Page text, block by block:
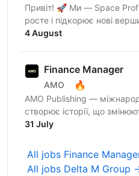
Привіт! 🚀 Ми — Space Profit Team, команда, яка
росте і підкорює нові
цифри завжди співали в
4 August
Finance Manager
AMO 🔥
AMO Publishing —
створює історії, що
AmoMama, є одним із
31 July
All jobs Finance
All jobs Delta M Group